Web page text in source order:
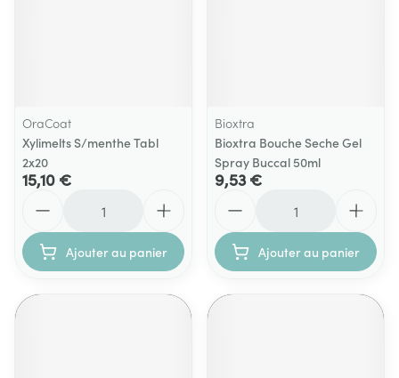
OraCoat
Xylimelts S/menthe Tabl
2x20
15,10 €
Ajouter au panier
Bioxtra
Bioxtra Bouche Seche Gel
Spray Buccal 50ml
9,53 €
Ajouter au panier